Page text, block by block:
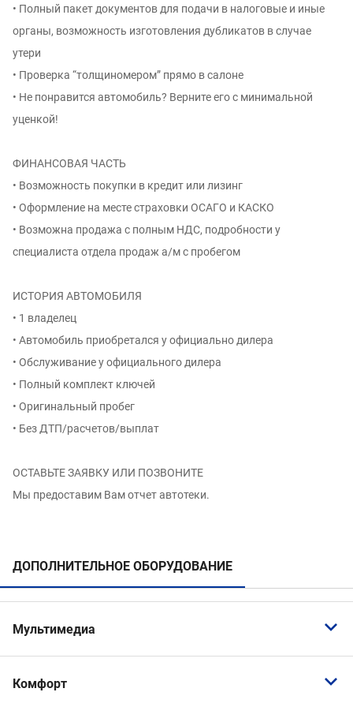
• Полный пакет документов для подачи в налоговые и иные
органы, возможность изготовления дубликатов в случае
утери
• Проверка “толщиномером” прямо в салоне
• Не понравится автомобиль? Верните его с минимальной
уценкой!
ФИНАНСОВАЯ ЧАСТЬ
• Возможность покупки в кредит или лизинг
• Оформление на месте страховки ОСАГО и КАСКО
• Возможна продажа с полным НДС, подробности у
специалиста отдела продаж а/м с пробегом
ИСТОРИЯ АВТОМОБИЛЯ
• 1 владелец
• Автомобиль приобретался у официально дилера
• Обслуживание у официального дилера
• Полный комплект ключей
• Оригинальный пробег
• Без ДТП/расчетов/выплат
ОСТАВЬТЕ ЗАЯВКУ ИЛИ ПОЗВОНИТЕ
Мы предоставим Вам отчет автотеки.
ДОПОЛНИТЕЛЬНОЕ ОБОРУДОВАНИЕ
Мультимедиа
Bluetooth
Комфорт